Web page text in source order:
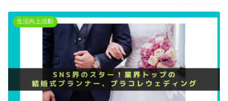
生活向上活動